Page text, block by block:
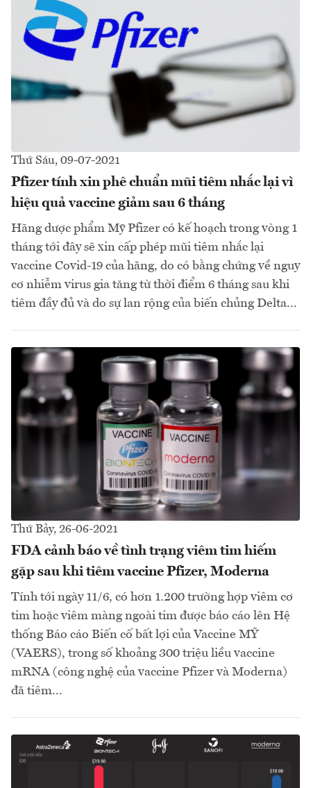
Thứ Sáu, 09-07-2021
Pfizer tính xin phê chuẩn mũi tiêm nhắc lại vì
hiệu quả vaccine giảm sau 6 tháng
Hãng dược phẩm Mỹ Pfizer có kế hoạch trong vòng 1
tháng tới đây sẽ xin cấp phép mũi tiêm nhắc lại
vaccine Covid-19 của hãng, do có bằng chứng về nguy
cơ nhiễm virus gia tăng từ thời điểm 6 tháng sau khi
tiêm đầy đủ và do sự lan rộng của biến chủng Delta...
Thứ Bảy, 26-06-2021
FDA cảnh báo về tình trạng viêm tim hiếm
gặp sau khi tiêm vaccine Pfizer, Moderna
Tính tới ngày 11/6, có hơn 1.200 trường hợp viêm cơ
tim hoặc viêm màng ngoài tim được báo cáo lên Hệ
thống Báo cáo Biến cố bất lợi của Vaccine MỸ
(VAERS), trong số khoảng 300 triệu liều vaccine
mRNA (công nghệ của vaccine Pfizer và Moderna)
đã tiêm...